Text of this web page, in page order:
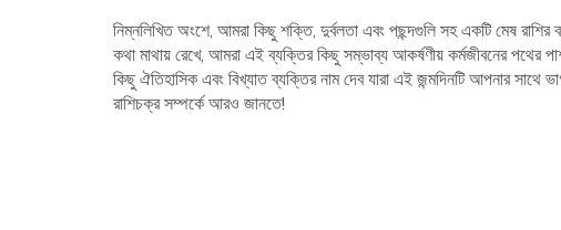
নিম্নলিখিত অংশে, আমরা কিছু শক্তি, দুর্বলতা এবং পছন্দগুলি সহ একটি মেষ রাশির
কথা মাথায় রেখে, আমরা এই ব্যক্তির কিছু সম্ভাব্য আকর্ষণীয় কর্মজীবনের পথের
কিছু ঐতিহাসিক এবং বিখ্যাত ব্যক্তির নাম দেব যারা এই জন্মদিনটি আপনার সাথে
রাশিচক্র সম্পর্কে আরও জানতে!